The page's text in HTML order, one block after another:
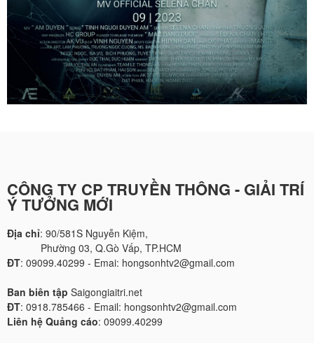
CÔNG TY CP TRUYỀN THÔNG - GIẢI TRÍ
Ý TƯỞNG MỚI
Địa chỉ: 90/581S Nguyễn Kiệm,
Phường 03, Q.Gò Vấp, TP.HCM
ĐT: 09099.40299 - Emai: hongsonhtv2@gmail.com
Ban biên tập Saigongiaitri.net
ĐT: 0918.785466 - Email: hongsonhtv2@gmail.com
Liên hệ Quảng cáo: 09099.40299